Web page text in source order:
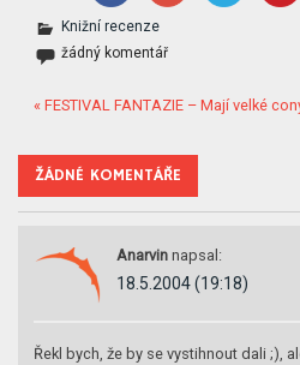
Knižní recenze
žádný komentář
« FESTIVAL FANTAZIE – Mají velké
ŽÁDNÉ KOMENTÁŘE
Anarvin napsal:
18.5.2004 (19:18)
Řekl bych, že by se vystihnout dali ;),